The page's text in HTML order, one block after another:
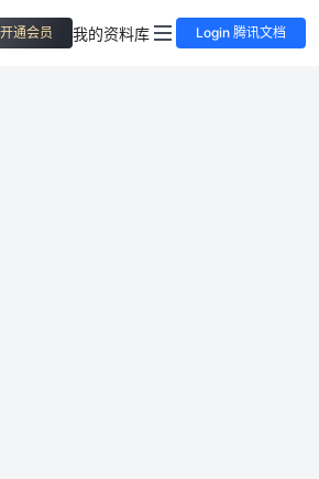
开通会员 我的资料库 Login 腾讯文档